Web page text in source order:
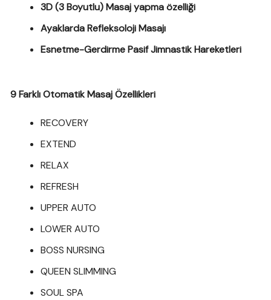
3D (3 Boyutlu) Masaj yapma özelliği
Ayaklarda Refleksoloji Masajı
Esnetme-Gerdirme Pasif Jimnastik Hareketleri
9 Farklı Otomatik Masaj Özellikleri
RECOVERY
EXTEND
RELAX
REFRESH
UPPER AUTO
LOWER AUTO
BOSS NURSING
QUEEN SLIMMING
SOUL SPA